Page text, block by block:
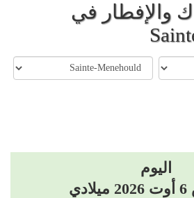
والإفطار في
اليوم